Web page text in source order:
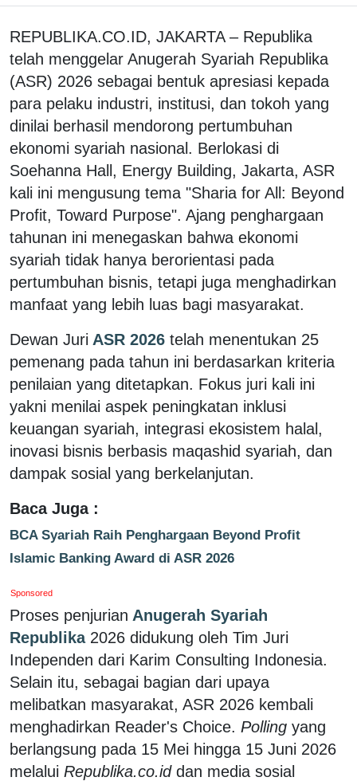
REPUBLIKA.CO.ID, JAKARTA – Republika
telah menggelar Anugerah Syariah Republika
(ASR) 2026 sebagai bentuk apresiasi kepada
para pelaku industri, institusi, dan tokoh yang
dinilai berhasil mendorong pertumbuhan
ekonomi syariah nasional. Berlokasi di
Soehanna Hall, Energy Building, Jakarta, ASR
kali ini mengusung tema "Sharia for All: Beyond
Profit, Toward Purpose". Ajang penghargaan
tahunan ini menegaskan bahwa ekonomi
syariah tidak hanya berorientasi pada
pertumbuhan bisnis, tetapi juga menghadirkan
manfaat yang lebih luas bagi masyarakat.
Dewan Juri ASR 2026 telah menentukan 25
pemenang pada tahun ini berdasarkan kriteria
penilaian yang ditetapkan. Fokus juri kali ini
yakni menilai aspek peningkatan inklusi
keuangan syariah, integrasi ekosistem halal,
inovasi bisnis berbasis maqashid syariah, dan
dampak sosial yang berkelanjutan.
Baca Juga :
BCA Syariah Raih Penghargaan Beyond Profit
Islamic Banking Award di ASR 2026
Sponsored
Proses penjurian Anugerah Syariah
Republika 2026 didukung oleh Tim Juri
Independen dari Karim Consulting Indonesia.
Selain itu, sebagai bagian dari upaya
melibatkan masyarakat, ASR 2026 kembali
menghadirkan Reader's Choice. Polling yang
berlangsung pada 15 Mei hingga 15 Juni 2026
melalui Republika.co.iddan media sosial